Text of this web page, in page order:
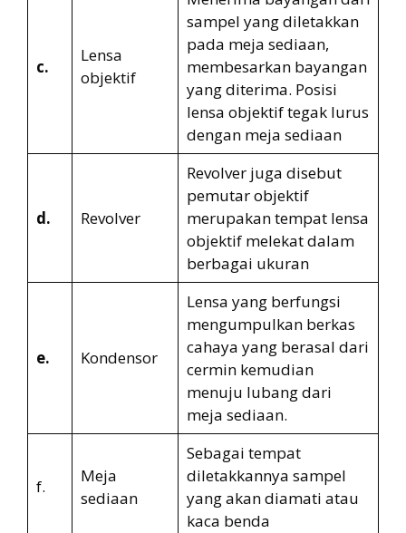
c.
Lensa
objektif
sampel yang diletakkan
pada meja sediaan,
membesarkan bayangan
yang diterima. Posisi
lensa objektif tegak lurus
dengan meja sediaan
d. Revolver
Revolver juga disebut
pemutar objektif
merupakan tempat lensa
objektif melekat dalam
berbagai ukuran
e. Kondensor
Lensa yang berfungsi
mengumpulkan berkas
cahaya yang berasal dari
cermin kemudian
menuju lubang dari
meja sediaan.
f.
Meja
sediaan
Sebagai tempat
diletakkannya sampel
yang akan diamati atau
kaca benda